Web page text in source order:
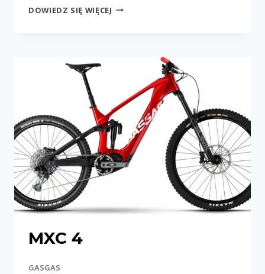
DOWIEDZ SIĘ WIĘCEJ MXA
MXC 4
GASGAS